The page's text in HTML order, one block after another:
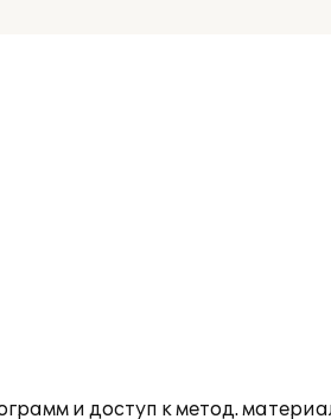
и доступ к метод.